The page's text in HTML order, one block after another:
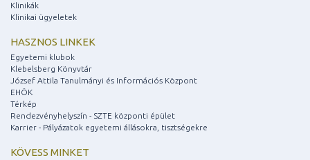
Klinikák
Klinikai ügyeletek
HASZNOS LINKEK
Egyetemi klubok
Klebelsberg Könyvtár
József Attila Tanulmányi és Információs Központ
EHÖK
Térkép
Rendezvényhelyszín - SZTE központi épület
Karrier - Pályázatok egyetemi állásokra, tisztségekre
KÖVESS MINKET